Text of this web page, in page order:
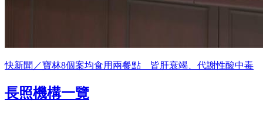
快新聞／寶林8個案均食用兩餐點 皆肝衰竭、代謝性酸中毒
長照機構一覽